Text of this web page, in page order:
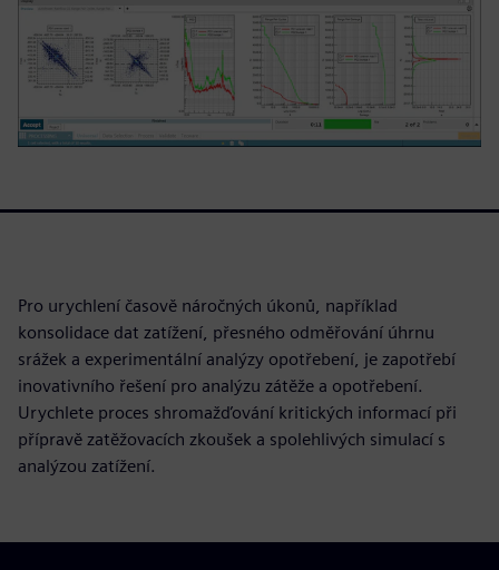
Pro urychlení časově náročných úkonů, například
konsolidace dat zatížení, přesného odměřování úhrnu
srážek a experimentální analýzy opotřebení, je zapotřebí
inovativního řešení pro analýzu zátěže a opotřebení.
Urychlete proces shromažďování kritických informací při
přípravě zatěžovacích zkoušek a spolehlivých simulací s
analýzou zatížení.